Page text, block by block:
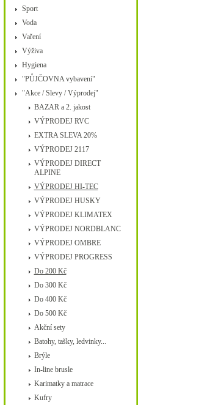
Sport
Voda
Vaření
Výživa
Hygiena
"PŮJČOVNA vybavení"
"Akce / Slevy / Výprodej"
BAZAR a 2. jakost
VÝPRODEJ RVC
EXTRA SLEVA 20%
VÝPRODEJ 2117
VÝPRODEJ DIRECT
ALPINE
VÝPRODEJ HI-TEC
VÝPRODEJ HUSKY
VÝPRODEJ KLIMATEX
VÝPRODEJ NORDBLANC
VÝPRODEJ OMBRE
VÝPRODEJ PROGRESS
Do 200 Kč
Do 300 Kč
Do 400 Kč
Do 500 Kč
Akční sety
Batohy, tašky, ledvinky...
Brýle
In-line brusle
Karimatky a matrace
Kufry